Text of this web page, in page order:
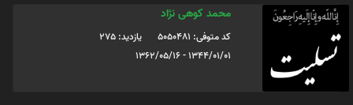
محمد کوهی نژاد
کد متوفی: 5050481
یازدید: 275
1344/01/01 - 1362/05/16